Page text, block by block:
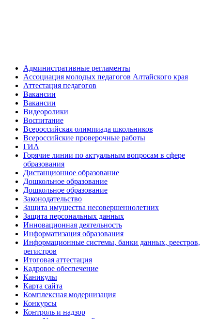
Административные регламенты
Ассоциация молодых педагогов Алтайского края
Аттестация педагогов
Вакансии
Вакансии
Видеоролики
Воспитание
Всероссийская олимпиада школьников
Всероссийские проверочные работы
ГИА
Горячие линии по актуальным вопросам в сфере
образования
Дистанционное образование
Дошкольное образование
Дошкольное образование
Законодательство
Защита имущества несовершеннолетних
Защита персональных данных
Инновационная деятельность
Информатизация образования
Информационные системы, банки данных, реестров,
регистров
Итоговая аттестация
Кадровое обеспечение
Каникулы
Карта сайта
Комплексная модернизация
Конкурсы
Контроль и надзор